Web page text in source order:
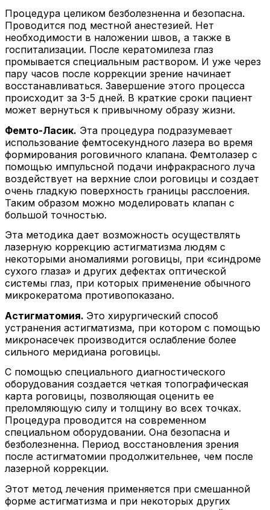
Процедура целиком безболезненна и безопасна.
Проводится под местной анестезией. Нет
необходимости в наложении швов, а также в
госпитализации. После кератомилеза глаз
промывается специальным раствором. И уже через
пару часов после коррекции зрение начинает
восстанавливаться. Завершение этого процесса
происходит за 3-5 дней. В краткие сроки пациент
может вернуться к привычному образу жизни.
Фемто-Ласик. Эта процедура подразумевает
использование фемтосекундного лазера во время
формирования роговичного клапана. Фемтолазер с
помощью импульсной подачи инфракрасного луча
воздействует на верхние слои роговицы и создает
очень гладкую поверхность границы расслоения.
Таким образом можно моделировать клапан с
большой точностью.
Эта методика дает возможность осуществлять
лазерную коррекцию астигматизма людям с
некоторыми аномалиями роговицы, при «синдроме
сухого глаза» и других дефектах оптической
системы глаз, при которых применение обычного
микрокератома противопоказано.
Астигматомия. Это хирургический способ
устранения астигматизма, при котором с помощью
микронасечек производится ослабление более
сильного меридиана роговицы.
С помощью специального диагностического
оборудования создается четкая топографическая
карта роговицы, позволяющая оценить ее
преломляющую силу и толщину во всех точках.
Процедура проводится на современном
специальном оборудовании. Она безопасна и
безболезненна. Период восстановления зрения
после астигматомии продолжительнее, чем после
лазерной коррекции.
Этот метод лечения применяется при смешанной
форме астигматизма и при некоторых других